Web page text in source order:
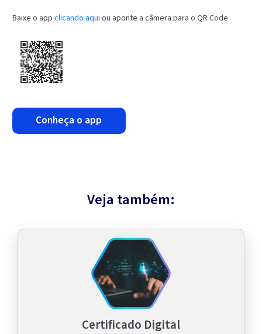
Baixe o app clicando aqui ou aponte a câmera para o QR Code
conheça o app
Veja também:
Certificado Digital